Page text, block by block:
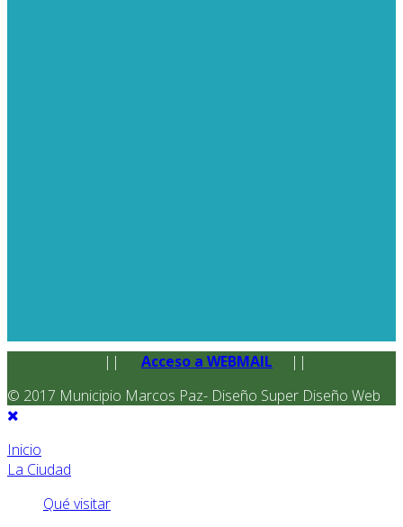
|| Acceso a WEBMAIL
||
© 2017 Municipio Marcos Paz- Diseño Super Diseño Web
Inicio
La Ciudad
Qué visitar